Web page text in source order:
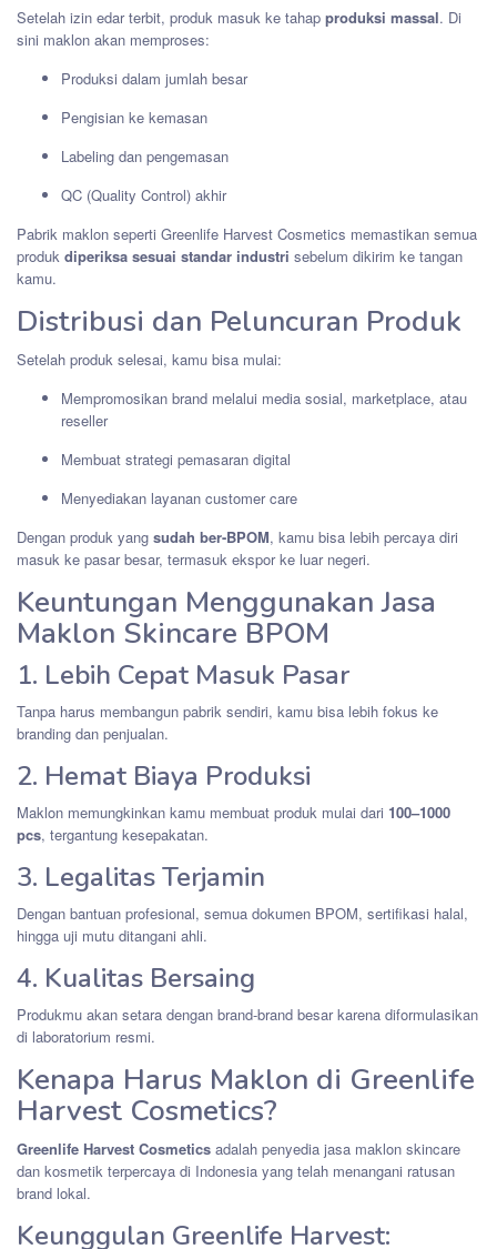
Setelah izin edar terbit, produk masuk ke tahap produksi massal. Di
sini maklon akan memproses:
Produksi dalam jumlah besar
Pengisian ke kemasan
Labeling dan pengemasan
QC (Quality Control) akhir
Pabrik maklon seperti Greenlife Harvest Cosmetics memastikan semua
produk diperiksa sesuai standar industri sebelum dikirim ke tangan
kamu.
Distribusi dan Peluncuran Produk
Setelah produk selesai, kamu bisa mulai:
Mempromosikan brand melalui media sosial, marketplace, atau
reseller
Membuat strategi pemasaran digital
Menyediakan layanan customer care
Dengan produk yang sudah ber-BPOM, kamu bisa lebih percaya diri
masuk ke pasar besar, termasuk ekspor ke luar negeri.
Keuntungan Menggunakan Jasa
Maklon Skincare BPOM
1. Lebih Cepat Masuk Pasar
Tanpa harus membangun pabrik sendiri, kamu bisa lebih fokus ke
branding dan penjualan.
2. Hemat Biaya Produksi
Maklon memungkinkan kamu membuat produk mulai dari 100–1000
pcs, tergantung kesepakatan.
3. Legalitas Terjamin
Dengan bantuan profesional, semua dokumen BPOM, sertifikasi halal,
hingga uji mutu ditangani ahli.
4. Kualitas Bersaing
Produkmu akan setara dengan brand-brand besar karena diformulasikan
di laboratorium resmi.
Kenapa Harus Maklon di Greenlife
Harvest Cosmetics?
Greenlife Harvest Cosmetics adalah penyedia jasa maklon skincare
dan kosmetik terpercaya di Indonesia yang telah menangani ratusan
brand lokal.
Keunggulan Greenlife Harvest: